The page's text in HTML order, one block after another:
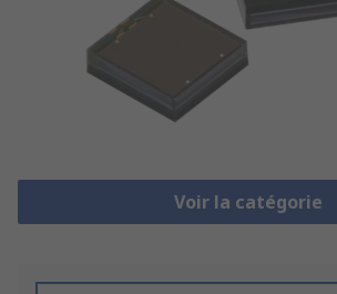
Voir la catégorie